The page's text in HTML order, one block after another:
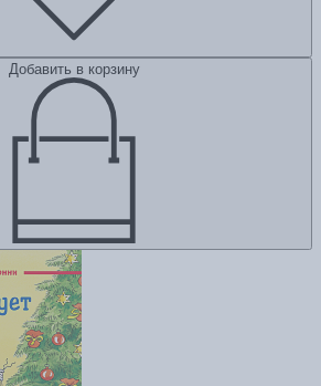
Добавить в корзину